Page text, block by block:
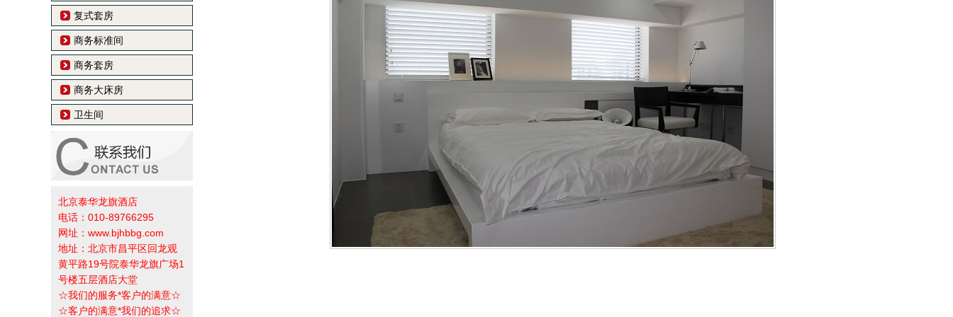
复式套房
商务标准间
商务套房
商务大床房
卫生间
北京泰华龙旗酒店
电话：010-89766295
网址：www.bjhbbg.com
地址：北京市昌平区回龙观
黄平路19号院泰华龙旗广场1
号楼五层酒店大堂
☆我们的服务*客户的满意☆
☆客户的满意*我们的追求☆